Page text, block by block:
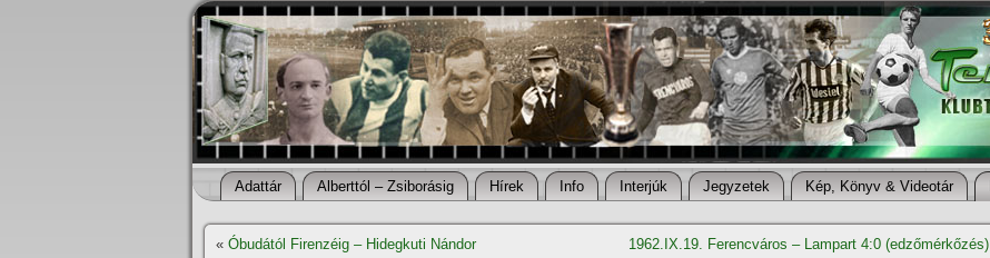
Adattár Alberttól – Zsiborásig Hí­rek Info Interjúk Jegyzetek Kép, Könyv & Videotár
« Óbudától Firenzéig – Hidegkuti Nándor 1962.IX.19. Ferencváros – Lampart 4:0 (edzőmérkőzés)